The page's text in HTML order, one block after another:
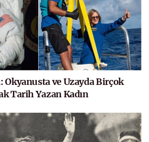
Okyanusta ve Uzayda Birçok
Tarih Yazan Kadın